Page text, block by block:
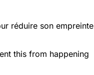
réduire son empreinte
this from happening